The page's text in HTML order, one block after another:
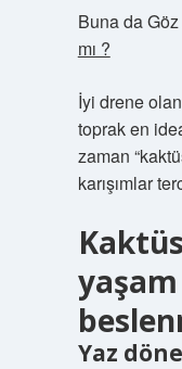
Buna da Göz
mı ?
İyi drene
toprak en
zaman
karışımlar
Yaz